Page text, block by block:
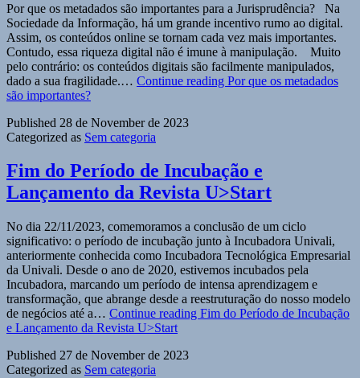
Por que os metadados são importantes para a Jurisprudência? Na
Sociedade da Informação, há um grande incentivo rumo ao digital.
Assim, os conteúdos online se tornam cada vez mais importantes.
Contudo, essa riqueza digital não é imune à manipulação. Muito
pelo contrário: os conteúdos digitais são facilmente manipulados,
dado a sua fragilidade.… Continue reading Por que os metadados
são importantes?
Published 28 de November de 2023
Categorized as Sem categoria
Fim do Período de Incubação e
Lançamento da Revista U>Start
No dia 22/11/2023, comemoramos a conclusão de um ciclo
significativo: o período de incubação junto à Incubadora Univali,
anteriormente conhecida como Incubadora Tecnológica Empresarial
da Univali. Desde o ano de 2020, estivemos incubados pela
Incubadora, marcando um período de intensa aprendizagem e
transformação, que abrange desde a reestruturação do nosso modelo
de negócios até a… Continue reading Fim do Período de Incubação
e Lançamento da Revista U>Start
Published 27 de November de 2023
Categorized as Sem categoria